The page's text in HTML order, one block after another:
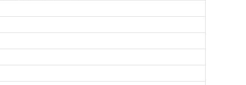
ELBİSE BEDEN ÖLÇÜLERİ (CM)
Göğüs
Boy